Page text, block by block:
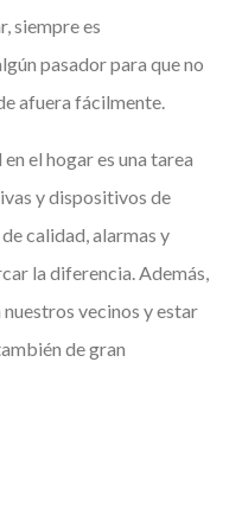
siempre es
pasador para que no
afuera fácilmente.
el hogar es una tarea
y dispositivos de
calidad, alarmas y
la diferencia. Además,
vecinos y estar
de gran